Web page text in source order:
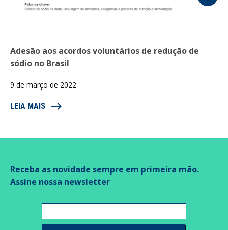
Adesão aos acordos voluntários de redução de
sódio no Brasil
9 de março de 2022
LEIA MAIS east
Receba as novidade sempre em primeira mão.
Assine nossa newsletter